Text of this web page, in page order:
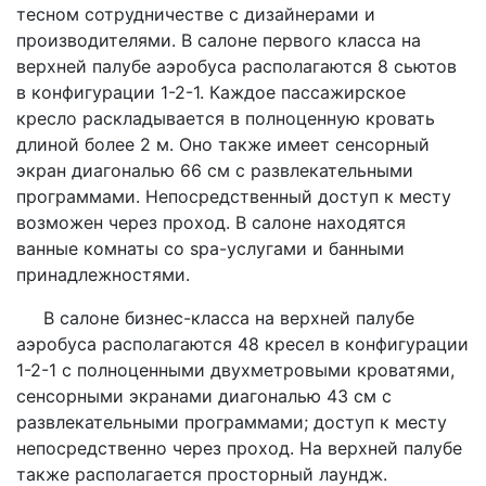
тесном сотрудничестве с дизайнерами и
производителями. В салоне первого класса на
верхней палубе аэробуса располагаются 8 сьютов
в конфигурации 1-2-1. Каждое пассажирское
кресло раскладывается в полноценную кровать
длиной более 2 м. Оно также имеет сенсорный
экран диагональю 66 см с развлекательными
программами. Непосредственный доступ к месту
возможен через проход. В салоне находятся
ванные комнаты со spa-услугами и банными
принадлежностями.
В салоне бизнес-класса на верхней палубе
аэробуса располагаются 48 кресел в конфигурации
1-2-1 с полноценными двухметровыми кроватями,
сенсорными экранами диагональю 43 см с
развлекательными программами; доступ к месту
непосредственно через проход. На верхней палубе
также располагается просторный лаундж.